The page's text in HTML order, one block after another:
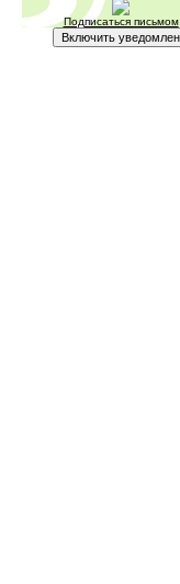
Подписаться письмом